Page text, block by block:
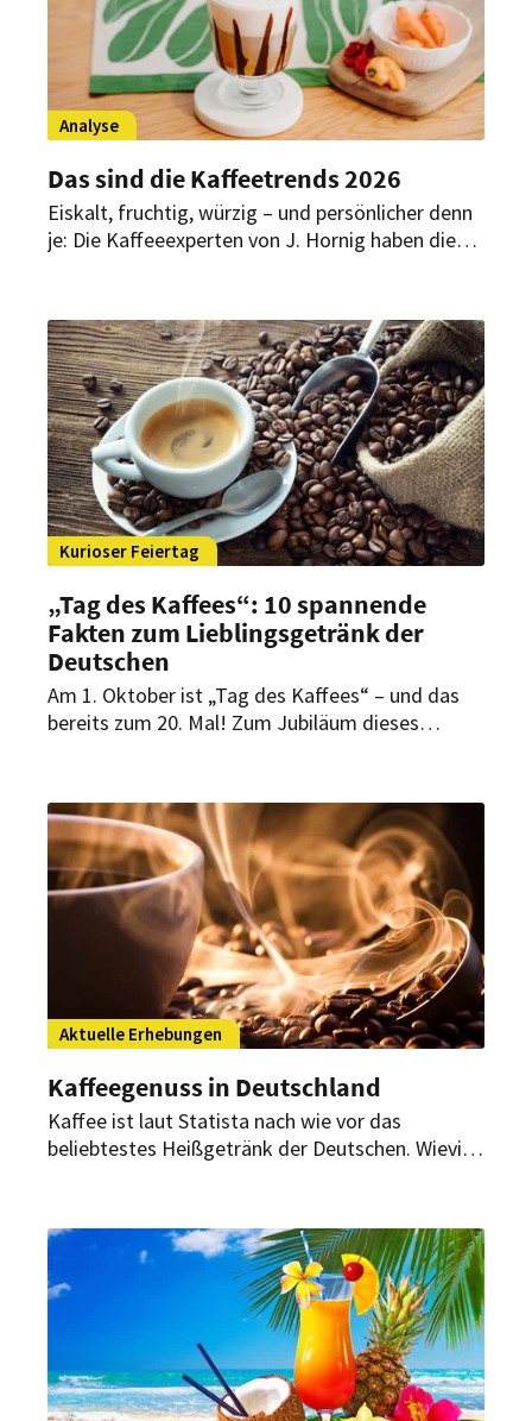
Analyse
Das sind die Kaffeetrends 2026
Eiskalt, fruchtig, würzig – und persönlicher denn
je: Die Kaffeeexperten von J. Hornig haben die
analysiert. So viel sei verraten: 2026 wird
experimentell und zugleich so persönlich wie nie
zuvor.
Kurioser Feiertag
„Tag des Kaffees“: 10 spannende
Fakten zum Lieblingsgetränk der
Deutschen
Am 1. Oktober ist „Tag des Kaffees“ – und das
bereits zum 20. Mal! Zum Jubiläum dieses
Entwicklung in den vergangenen zwei
Jahrzehnten.
Aktuelle Erhebungen
Kaffeegenuss in Deutschland
Kaffee ist laut Statista nach wie vor das
beliebtestes Heißgetränk der Deutschen. Wieviel
aromatischen Bohne?